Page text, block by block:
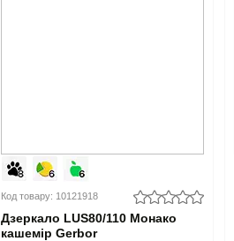
Код товару: 10121918
Дзеркало LUS80/110 Монако
кашемір Gerbor